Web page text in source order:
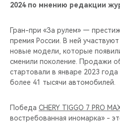
CHERY ДЛЯ ДЕТЕЙ
2024 по мнению редакции
Гран-при «За рулем» —
премия России. В ней
новые модели, которые
сменили поколение. Продажи
стартовали в январе 2023
более 41 тысячи автомобилей.
Победа CHERY TIGGO 7 PRO
востребованная иномарка» -